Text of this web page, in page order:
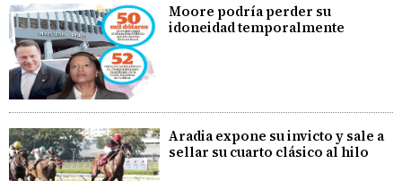
Moore podría perder su
idoneidad temporalmente
Aradia expone su invicto y sale a
sellar su cuarto clásico al hilo